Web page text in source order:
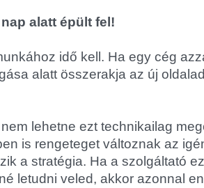
alatt épült fel!
idő kell. Ha egy cég
alatt összerakja az új
lehetne ezt technikailag
is rengeteget változnak az
a stratégia. Ha a szolgáltató
letudni veled, akkor azonnal